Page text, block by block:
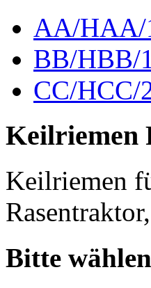
AA/HAA/
BB/HBB/
CC/HCC/
Keilriemen
Keilriemen
Bitte